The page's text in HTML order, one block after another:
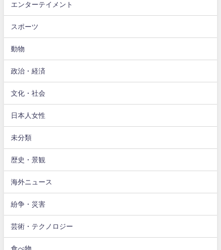
エンターテイメント
スポーツ
動物
政治・経済
文化・社会
日本人女性
未分類
歴史・景観
海外ニュース
紛争・災害
芸術・テクノロジー
食べ物